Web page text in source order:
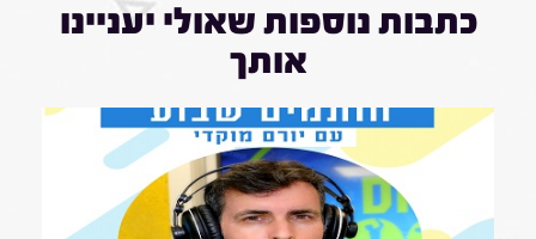
כתבות נוספות שאולי יעניינו
אותך